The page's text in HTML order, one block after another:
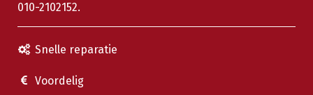
010-2102152.
Snelle reparatie
Voordelig